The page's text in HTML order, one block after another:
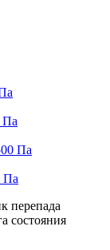
Па
Па
Па
перепада
состояния